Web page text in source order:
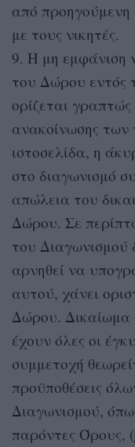
από προηγούμενη
με τους νικητές.
9. Η μη εμφάνιση
του Δώρου εντός
ορίζεται
ανακοίνωσης
ιστοσελίδα, η
στο διαγωνισμό
απώλεια του
Δώρου. Σε
του Διαγωνισμού
αρνηθεί να
αυτού, χάνει
Δώρου. Δικαίωμα
έχουν όλες οι
συμμετοχή
προϋποθέσεις
Διαγωνισμού,
παρόντες Όρους,